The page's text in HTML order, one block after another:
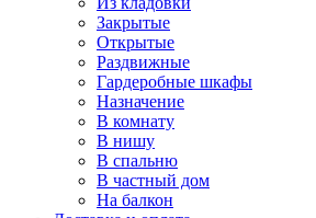
Закрытые
Открытые
Раздвижные
Гардеробные шкафы
Назначение
В комнату
В нишу
В спальню
В частный дом
На балкон